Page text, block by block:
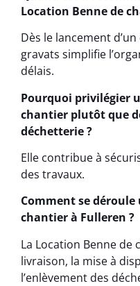
Location Benne de
Dès le lancement
gravats simplifie
délais.
Pourquoi privilégier
chantier plutôt que
déchetterie ?
Elle contribue à
des travaux.
Comment se
chantier à Fulleren ?
La Location Benne
livraison, la mise à
l’enlèvement des